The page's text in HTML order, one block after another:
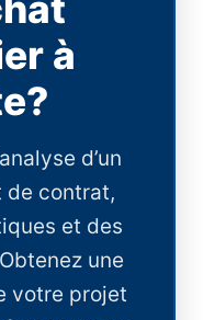
à
d’un
de contrat,
et des
une
votre projet